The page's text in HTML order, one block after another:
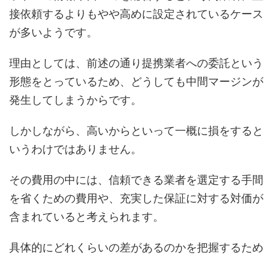
接依頼するよりもやや高めに設定されているケース
が多いようです。
理由としては、前述の通り提携業者への委託という
形態をとっているため、どうしても中間マージンが
発生してしまうからです。
しかしながら、高いからといって一概に損をすると
いうわけではありません。
その費用の中には、信頼できる業者を選定する手間
を省くための費用や、充実した保証に対する対価が
含まれていると考えられます。
具体的にどれくらいの差があるのかを把握するため